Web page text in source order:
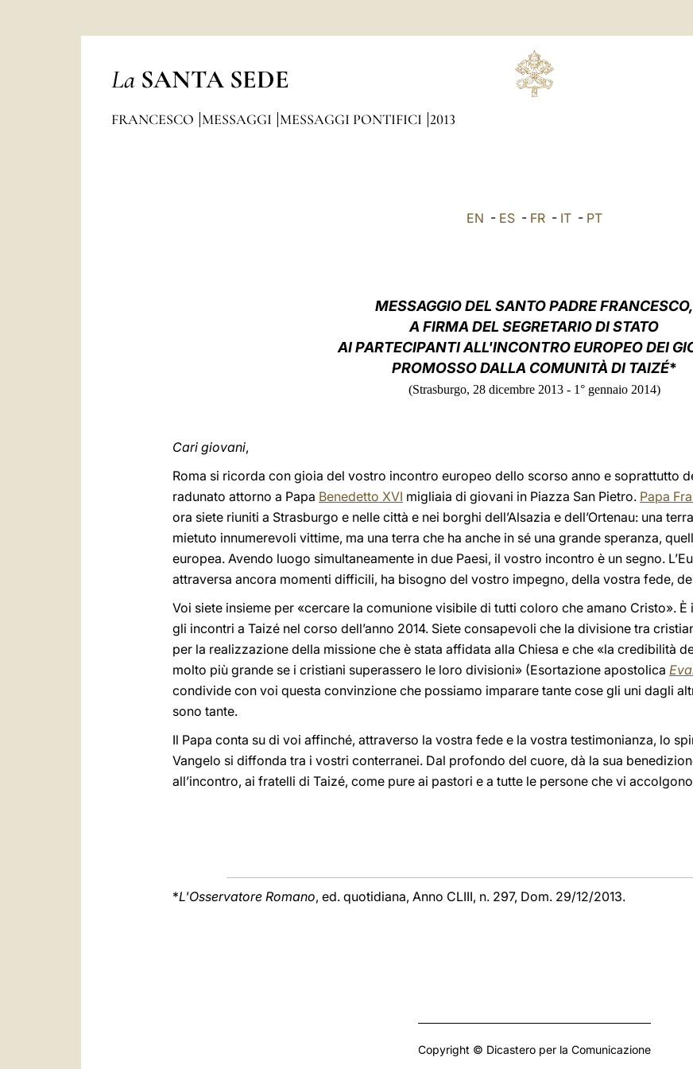
La SANTA SEDE
FRANCESCO MESSAGGI MESSAGGI PONTIFICI 2013
EN - ES- FR- IT- PT
MESSAGGIO DEL SANTO PADRE FRANCESCO,
A FIRMA DEL SEGRETARIO DI STATO
AI PARTECIPANTI ALL'INCONTRO EUROPEO DEI
PROMOSSO DALLA COMUNITÀ DI TAIZÉ*
(Strasburgo, 28 dicembre 2013 - 1° gennaio 2014)
Cari giovani,
Roma si ricorda con gioia del vostro incontro europeo dello scorso anno e soprattutto
radunato attorno a Papa Benedetto XVI migliaia di giovani in Piazza San Pietro. Papa
ora siete riuniti a Strasburgo e nelle città e nei borghi dell’Alsazia e dell’Ortenau: una
mietuto innumerevoli vittime, ma una terra che ha anche in sé una grande speranza,
europea. Avendo luogo simultaneamente in due Paesi, il vostro incontro è un segno.
attraversa ancora momenti difficili, ha bisogno del vostro impegno, della vostra fede,
Voi siete insieme per «cercare la comunione visibile di tutti coloro che amano Cristo».
gli incontri a Taizé nel corso dell’anno 2014. Siete consapevoli che la divisione tra
per la realizzazione della missione che è stata affidata alla Chiesa e che «la credibilità
molto più grande se i cristiani superassero le loro divisioni» (Esortazione apostolica
condivide con voi questa convinzione che possiamo imparare tante cose gli uni dagli
sono tante.
Il Papa conta su di voi affinché, attraverso la vostra fede e la vostra testimonianza, lo
Vangelo si diffonda tra i vostri conterranei. Dal profondo del cuore, dà la sua
all’incontro, ai fratelli di Taizé, come pure ai pastori e a tutte le persone che vi accolgono
*L'Osservatore Romano, ed. quotidiana, Anno CLIII, n. 297, Dom. 29/12/2013.
Copyright © Dicastero per la Comunicazione